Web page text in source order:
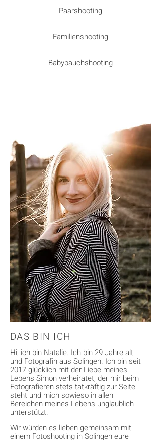
Paarshooting
Familienshooting
Babybauchshooting
DAS BIN ICH
Hi, ich bin Natalie. Ich bin 29 Jahre alt
und Fotografin aus Solingen. Ich bin seit
2017 glücklich mit der Liebe meines
Lebens Simon verheiratet, der mir beim
Fotografieren stets tatkräftig zur Seite
steht und mich sowieso in allen
Bereichen meines Lebens unglaublich
unterstützt.
Wir würden es lieben gemeinsam mit
einem Fotoshooting in Solingen eure